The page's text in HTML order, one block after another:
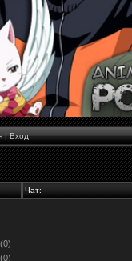
|Вход
Чат:
(0)
(0)